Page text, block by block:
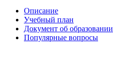
Описание
Учебный план
Документ об образовании
Популярные вопросы